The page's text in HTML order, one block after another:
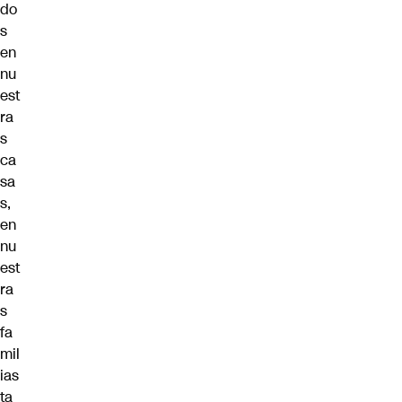
do
s
en
nu
est
ra
s
ca
sa
s,
en
nu
est
ra
s
fa
mil
ias
ta